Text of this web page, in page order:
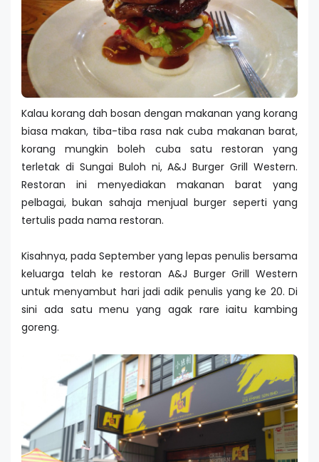
Kalau korang dah bosan dengan makanan yang korang
biasa makan, tiba-tiba rasa nak cuba makanan barat,
korang mungkin boleh cuba satu restoran yang
terletak di Sungai Buloh ni, A&J Burger Grill Western.
Restoran ini menyediakan makanan barat yang
pelbagai, bukan sahaja menjual burger seperti yang
tertulis pada nama restoran.
Kisahnya, pada September yang lepas penulis bersama
keluarga telah ke restoran A&J Burger Grill Western
untuk menyambut hari jadi adik penulis yang ke 20. Di
sini ada satu menu yang agak rare iaitu kambing
goreng.